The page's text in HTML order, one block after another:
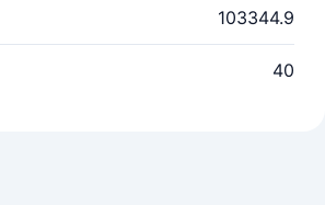
103344.9
40